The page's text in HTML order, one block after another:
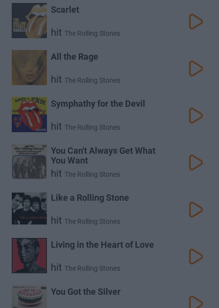
Scarlet
hit The Rolling Stones
All the Rage
hit The Rolling Stones
Symphathy for the Devil
hit The Rolling Stones
You Can't Always Get What
You Want
hit The Rolling Stones
Like a Rolling Stone
hit The Rolling Stones
Living in the Heart of Love
hit The Rolling Stones
You Got the Silver